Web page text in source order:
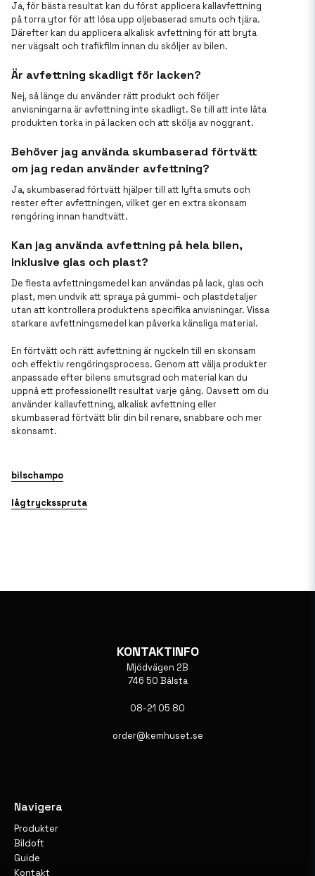
Ja, för bästa resultat kan du först applicera kallavfettning
på torra ytor för att lösa upp oljebaserad smuts och tjära.
Därefter kan du applicera alkalisk avfettning för att bryta
ner vägsalt och trafikfilm innan du sköljer av bilen.
Är avfettning skadligt för lacken?
Nej, så länge du använder rätt produkt och följer
anvisningarna är avfettning inte skadligt. Se till att inte låta
produkten torka in på lacken och att skölja av noggrant.
Behöver jag använda skumbaserad förtvätt
om jag redan använder avfettning?
Ja, skumbaserad förtvätt hjälper till att lyfta smuts och
rester efter avfettningen, vilket ger en extra skonsam
rengöring innan handtvätt.
Kan jag använda avfettning på hela bilen,
inklusive glas och plast?
De flesta avfettningsmedel kan användas på lack, glas och
plast, men undvik att spraya på gummi- och plastdetaljer
utan att kontrollera produktens specifika anvisningar. Vissa
starkare avfettningsmedel kan påverka känsliga material.
En förtvätt och rätt avfettning är nyckeln till en skonsam
och effektiv rengöringsprocess. Genom att välja produkter
anpassade efter bilens smutsgrad och material kan du
uppnå ett professionellt resultat varje gång. Oavsett om du
använder kallavfettning, alkalisk avfettning eller
skumbaserad förtvätt blir din bil renare, snabbare och mer
skonsamt.
bilschampo
lågtrycksspruta
Navigera
Produkter
Bildoft
Guide
Kontakt
KONTAKTINFO
Mjödvägen 2B
746 50 Bålsta
08-21 05 80
order@kemhuset.se